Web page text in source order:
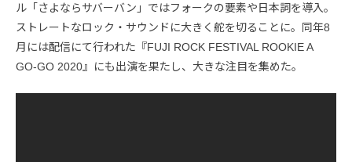
ル「さよならサバーバン」ではフォークの要素や日本詞を導入。
ストレートなロック・サウンドに大きく舵を切ることに。同年8
月には配信にて行われた『FUJI ROCK FESTIVAL ROOKIE A
GO-GO 2020』にも出演を果たし、大きな注目を集めた。